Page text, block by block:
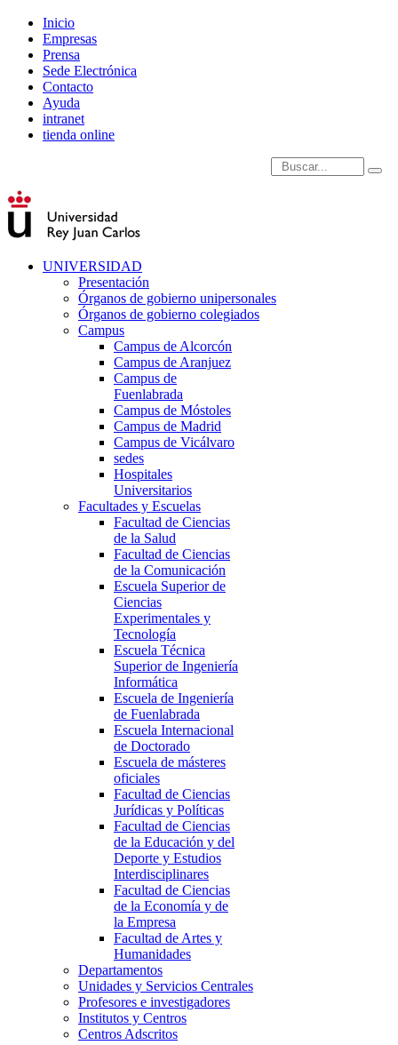
Inicio
Empresas
Prensa
Sede Electrónica
Contacto
Ayuda
intranet
tienda online
Introduce términos de
UNIVERSIDAD
Presentación
Órganos de gobierno unipersonales
Órganos de gobierno colegiados
Campus
Campus de Alcorcón
Campus de Aranjuez
Campus de
Fuenlabrada
Campus de Móstoles
Campus de Madrid
Campus de Vicálvaro
sedes
Hospitales
Universitarios
Facultades y Escuelas
Facultad de Ciencias
de la Salud
Facultad de Ciencias
de la Comunicación
Escuela Superior de
Ciencias
Experimentales y
Tecnología
Escuela Técnica
Superior de Ingeniería
Informática
Escuela de Ingeniería
de Fuenlabrada
Escuela Internacional
de Doctorado
Escuela de másteres
oficiales
Facultad de Ciencias
Jurídicas y Políticas
Facultad de Ciencias
de la Educación y del
Deporte y Estudios
Interdisciplinares
Facultad de Ciencias
de la Economía y de
la Empresa
Facultad de Artes y
Humanidades
Departamentos
Unidades y Servicios Centrales
Profesores e investigadores
Institutos y Centros
Centros Adscritos